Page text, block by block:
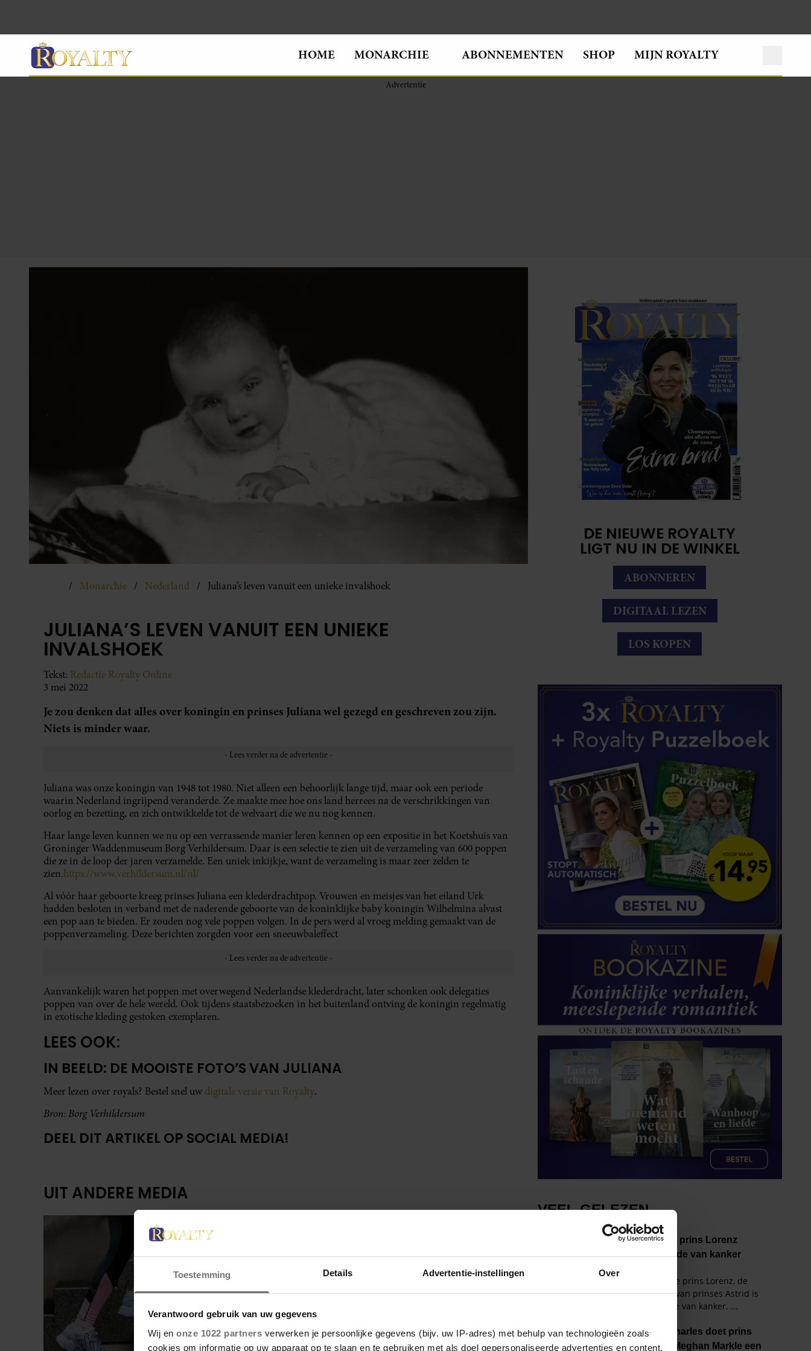
Toestemming Details Advertentie-instellingen Over
Verantwoord gebruik van uw gegevens
Wij en onze 1022 partners verwerken je persoonlijke gegevens (bijv. uw IP-adres) met behulp van technologieën zoals
cookies om informatie op uw apparaat op te slaan en te gebruiken met als doel gepersonaliseerde advertenties en content,
HOME MONARCHIE ABONNEMENTEN SHOP MIJN ROYALTY
Monarchie Nederland Juliana’s leven vanuit een unieke invalshoek
JULIANA’S LEVEN VANUIT EEN UNIEKE
INVALSHOEK
Tekst: Redactie Royalty Online
3 mei 2022
Je zou denken dat alles over koningin en prinses Juliana wel gezegd en geschreven zou zijn.
Niets is minder waar.
Juliana was onze koningin van 1948 tot 1980. Niet alleen een behoorlijk lange tijd, maar ook een periode
waarin Nederland ingrijpend veranderde. Ze maakte mee hoe ons land herrees na de verschrikkingen van
oorlog en bezetting, en zich ontwikkelde tot de welvaart die we nu nog kennen.
Haar lange leven kunnen we nu op een verrassende manier leren kennen op een expositie in het Koetshuis van
Groninger Waddenmuseum Borg Verhildersum. Daar is een selectie te zien uit de verzameling van 600 poppen
die ze in de loop der jaren verzamelde. Een uniek inkijkje, want de verzameling is maar zeer zelden te
zien.https://www.verhildersum.nl/nl/
Al vóór haar geboorte kreeg prinses Juliana een klederdrachtpop. Vrouwen en meisjes van het eiland Urk
hadden besloten in verband met de naderende geboorte van de koninklijke baby koningin Wilhelmina alvast
een pop aan te bieden. Er zouden nog vele poppen volgen. In de pers werd al vroeg melding gemaakt van de
poppenverzameling. Deze berichten zorgden voor een sneeuwbaleffect
Aanvankelijk waren het poppen met overwegend Nederlandse klederdracht, later schonken ook delegaties
poppen van over de hele wereld. Ook tijdens staatsbezoeken in het buitenland ontving de koningin regelmatig
in exotische kleding gestoken exemplaren.
LEES OOK:
IN BEELD: DE MOOISTE FOTO’S VAN JULIANA
Meer lezen over royals? Bestel snel uw digitale versie van Royalty.
Bron: Borg Verhildersum
DEEL DIT ARTIKEL OP SOCIAL MEDIA!
UIT ANDERE MEDIA
DE NIEUWE ROYALTY
LIGT NU IN DE WINKEL
ABONNEREN
DIGITAAL LEZEN
LOS KOPEN